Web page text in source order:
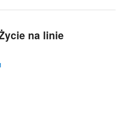
na linie